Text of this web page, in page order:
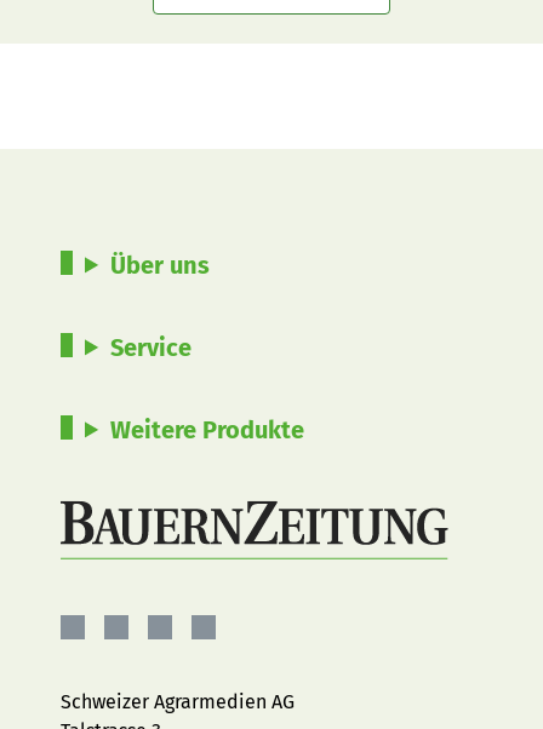
Über uns
Service
Weitere Produkte
Facebook
Instagram
YouTubeLinkedIn
Schweizer Agrarmedien AG